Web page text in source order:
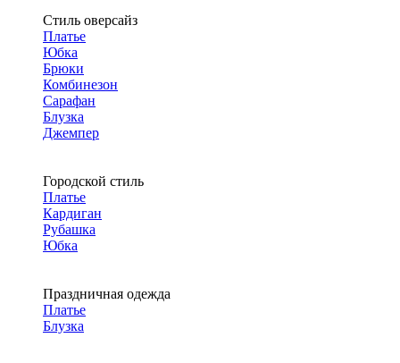
Стиль оверсайз
Платье
Юбка
Брюки
Комбинезон
Сарафан
Блузка
Джемпер
Городской стиль
Платье
Кардиган
Рубашка
Юбка
Праздничная одежда
Платье
Блузка